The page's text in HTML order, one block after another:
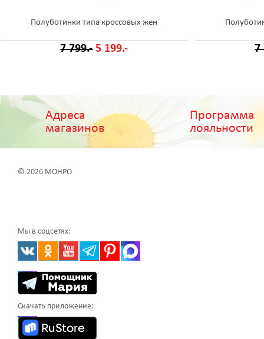
Полуботинки типа кроссовых жен
7 799.- 5 199.- 7
Адреса
магазинов
Программа
лояльности
© 2026 МОНРО
Мы в соцсетях:
Скачать приложение: